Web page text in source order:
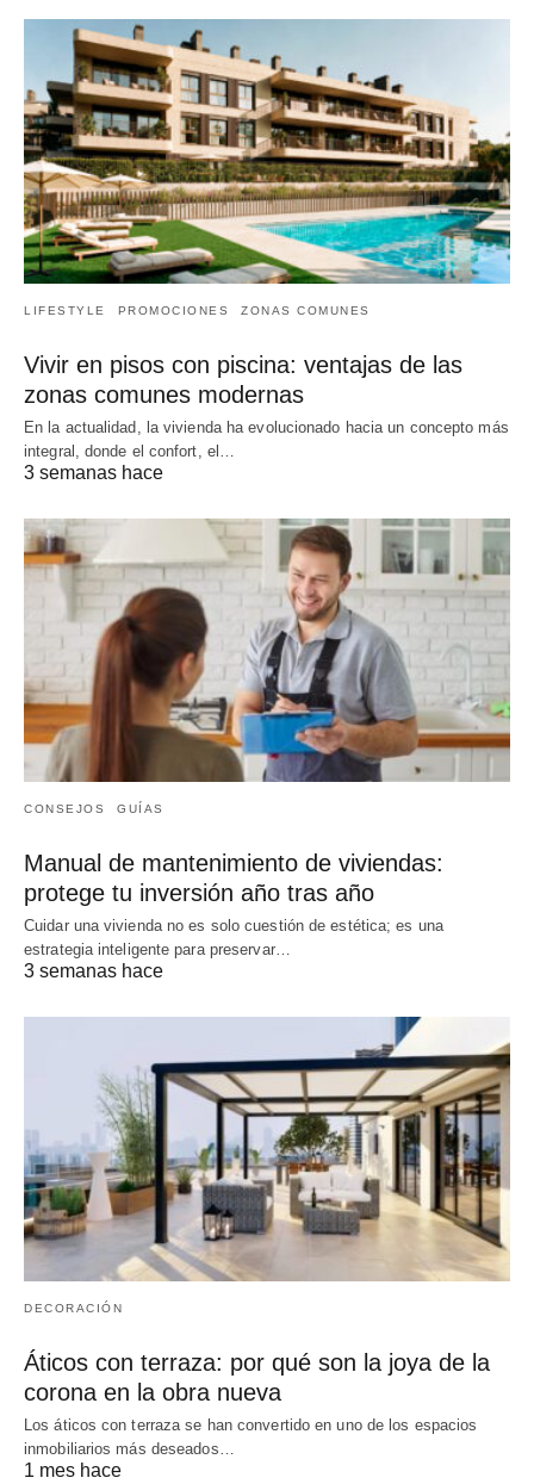
LIFESTYLE PROMOCIONES ZONAS COMUNES
Vivir en pisos con piscina: ventajas de las
zonas comunes modernas
En la actualidad, la vivienda ha evolucionado hacia un concepto más
integral, donde el confort, el…
3 semanas hace
CONSEJOS GUÍAS
Manual de mantenimiento de viviendas:
protege tu inversión año tras año
Cuidar una vivienda no es solo cuestión de estética; es una
estrategia inteligente para preservar…
3 semanas hace
DECORACIÓN
Áticos con terraza: por qué son la joya de la
corona en la obra nueva
Los áticos con terraza se han convertido en uno de los espacios
inmobiliarios más deseados…
1 mes hace